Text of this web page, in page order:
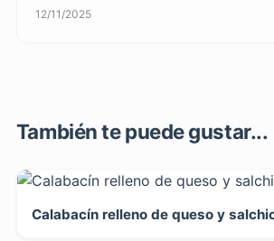
12/11/2025
También te puede gustar...
Calabacín relleno de queso y